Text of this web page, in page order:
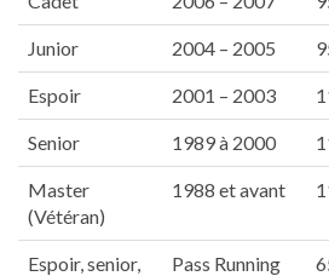
Junior 2004 – 2005
Espoir 2001 – 2003
Senior 1989 à 2000
Master
(Vétéran)
1988 et avant
Espoir, senior,
Pass Running